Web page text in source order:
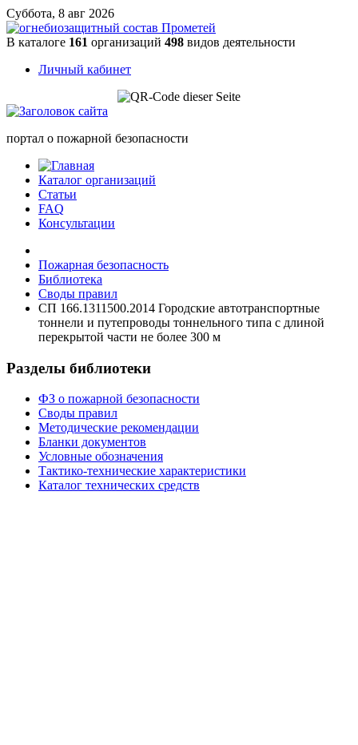
Суббота, 8 авг 2026
В каталоге 161 организаций 498 видов деятельности
Личный кабинет
портал о пожарной безопасности
Каталог организаций
Статьи
FAQ
Консультации
Пожарная безопасность
Библиотека
Своды правил
СП 166.1311500.2014 Городские автотранспортные
тоннели и путепроводы тоннельного типа с длиной
перекрытой части не более 300 м
Разделы библиотеки
ФЗ о пожарной безопасности
Своды правил
Методические рекомендации
Бланки документов
Условные обозначения
Тактико-технические характеристики
Каталог технических средств